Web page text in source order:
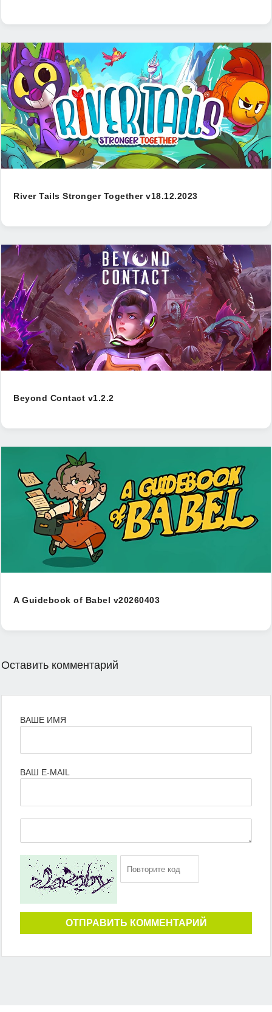
River Tails Stronger Together v18.12.2023
Beyond Contact v1.2.2
A Guidebook of Babel v20260403
Оставить комментарий
ВАШЕ ИМЯ
ВАШ E-MAIL
ОТПРАВИТЬ КОММЕНТАРИЙ